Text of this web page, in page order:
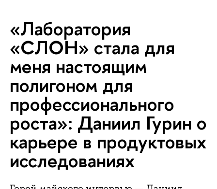
«Лаборатория
«СЛОН» стала для
меня настоящим
полигоном для
профессионального
роста»: Даниил Гурин о
карьере в продуктовых
исследованиях